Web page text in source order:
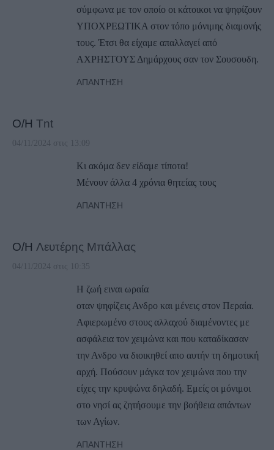
σύμφωνα με τον οποίο οι κάτοικοι να ψηφίζουν
ΥΠΟΧΡΕΩΤΙΚΑ στον τόπο μόνιμης διαμονής
τους. Έτσι θα είχαμε απαλλαγεί από
ΑΧΡΗΣΤΟΥΣ Δημάρχους σαν τον Σουσουδη.
ΑΠΆΝΤΗΣΗ
Ο/Η Tnt
04/11/2024 στις 13:09
Κι ακόμα δεν είδαμε τίποτα!
Μένουν άλλα 4 χρόνια θητείας τους
ΑΠΆΝΤΗΣΗ
Ο/Η Λευτέρης Μπάλλας
04/11/2024 στις 10:35
Η ζωή ειναι ωραία
οταν ψηφίζεις Ανδρο και μένεις στον Περαία.
Αφιερωμένο στους αλλαχού διαμένοντες με
ασφάλεια τον χειμώνα και που καταδίκασαν
την Ανδρο να διοικηθεί απο αυτήν τη δημοτική
αρχή. Πούσουν μάγκα τον χειμώνα που την
είχες την κρυψώνα δηλαδή. Εμείς οι μόνιμοι
στο νησί ας ζητήσουμε την βοήθεια απάντων
των Αγίων.
ΑΠΆΝΤΗΣΗ